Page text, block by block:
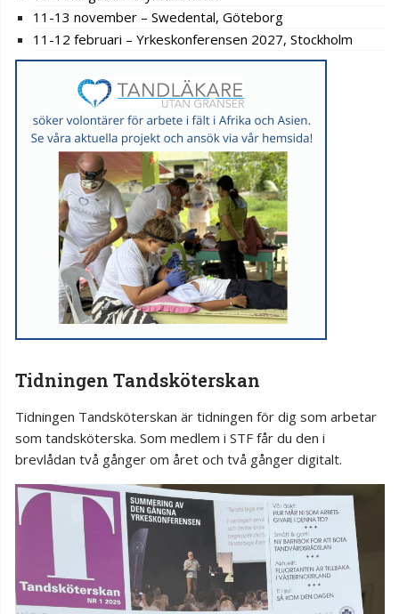
11-13 november – Swedental, Göteborg
11-12 februari – Yrkeskonferensen 2027, Stockholm
Tidningen Tandsköterskan
Tidningen Tandsköterskan är tidningen för dig som arbetar
som tandsköterska. Som medlem i STF får du den i
brevlådan två gånger om året och två gånger digitalt.